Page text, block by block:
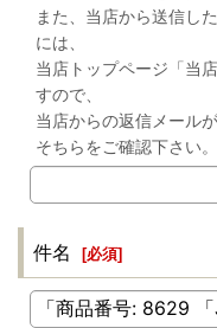
また、当店から送信し
には、
当店トップページ「当
すので、
当店からの返信メール
そちらをご確認下さい。
件名 [必須]